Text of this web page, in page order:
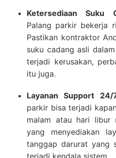
Ketersediaan Suku
Palang parkir bekerja
Pastikan kontraktor
suku cadang asli
terjadi kerusakan,
itu juga.
Layanan Support 24/
parkir bisa terjadi
malam atau hari libur
yang menyediakan
tanggap darurat yang